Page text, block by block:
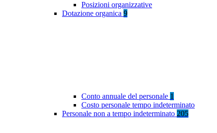
Posizioni organizzative
Dotazione organica 9
Conto annuale del personale 1
Costo personale tempo indeterminato
Personale non a tempo indeterminato 205